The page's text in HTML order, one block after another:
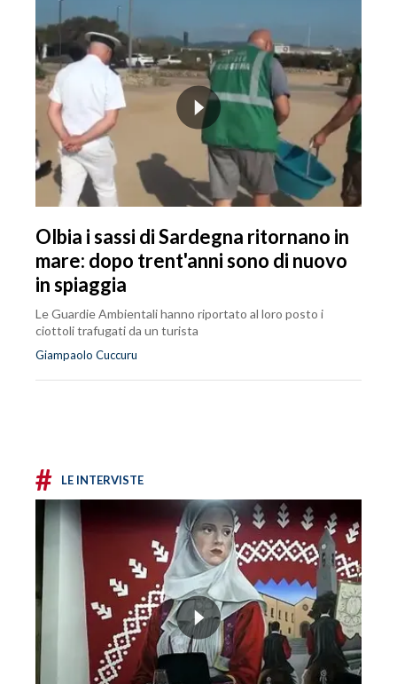
Olbia i sassi di Sardegna ritornano in
mare: dopo trent'anni sono di nuovo
in spiaggia
Le Guardie Ambientali hanno riportato al loro posto i
ciottoli trafugati da un turista
Giampaolo Cuccuru
# LE INTERVISTE